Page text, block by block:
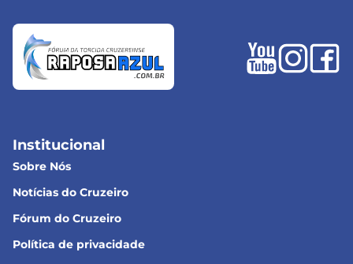
Institucional
Sobre Nós
Notícias do Cruzeiro
Fórum do Cruzeiro
Política de privacidade